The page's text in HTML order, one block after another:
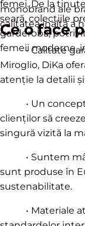
monobrand ale
calitatea înaltă a
femei. De la
seară, colecțiile
garderobă,
femeii moderne,
Ce o face
• Calitate
Miroglio, DiKa
atenție la detalii
• Un concept
clienților să
singură vizită la
• Suntem
sunt produse în
sustenabilitate.
• Materiale